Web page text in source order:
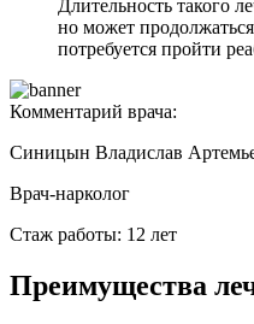
Длительность такого
но может
потребуется пройти
Комментарий врача:
Синицын Владислав
Врач-нарколог
Стаж работы: 12 лет
Преимущества